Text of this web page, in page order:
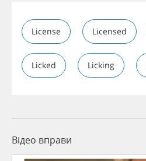
License Licensed
Licked Licking
Відео вправи